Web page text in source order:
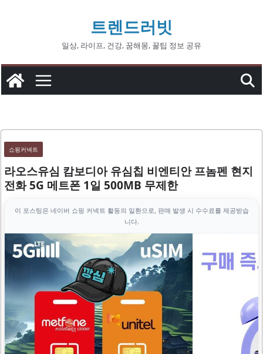
트렌드러빗
일상, 라이프, 건강, 꿈해몽, 꿀팁 정보 공유
쇼핑커넥트
라오스유심 캄보디아 유심칩 비엔티안 프놈펜 현지
전화 5G 메트폰 1일 500MB 무제한
이 포스팅은 네이버 쇼핑 커넥트 활동의 일환으로, 판매 발생 시 수수료를 제공받습
니다.